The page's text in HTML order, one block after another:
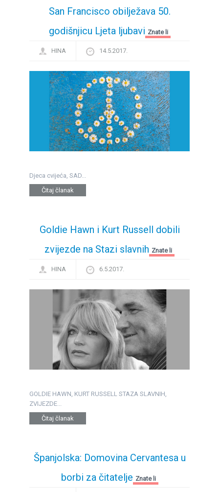
San Francisco obilježava 50.
godišnjicu Ljeta ljubavi Znate li
HINA 14.5.2017.
Djeca cvijeća, SAD...
Čitaj članak
Goldie Hawn i Kurt Russell dobili
zvijezde na Stazi slavnih Znate li
HINA 6.5.2017.
GOLDIE HAWN, KURT RUSSELL STAZA SLAVNIH,
ZVIJEZDE...
Čitaj članak
Španjolska: Domovina Cervantesa u
borbi za čitatelje Znate li